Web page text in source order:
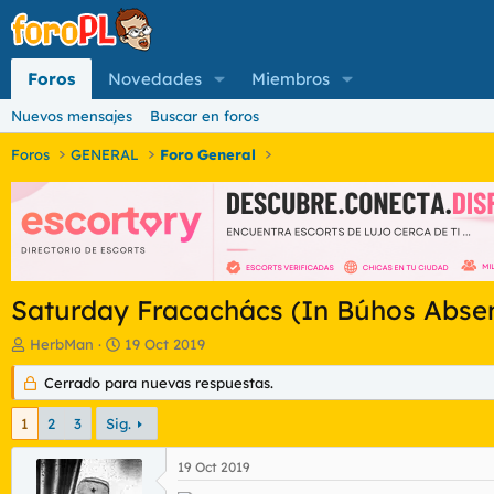
Foros Novedades Miembros
Nuevos mensajes Buscar en foros
Foros GENERAL Foro General
Saturday Fracachács (In Búhos
I
n
i
c
a
d
HerbMan
F
e
c
h
a
d
e
i
19 Oct 2019
Cerrado para nuevas respuestas.
1 2 3 Sig.
19 Oct 2019